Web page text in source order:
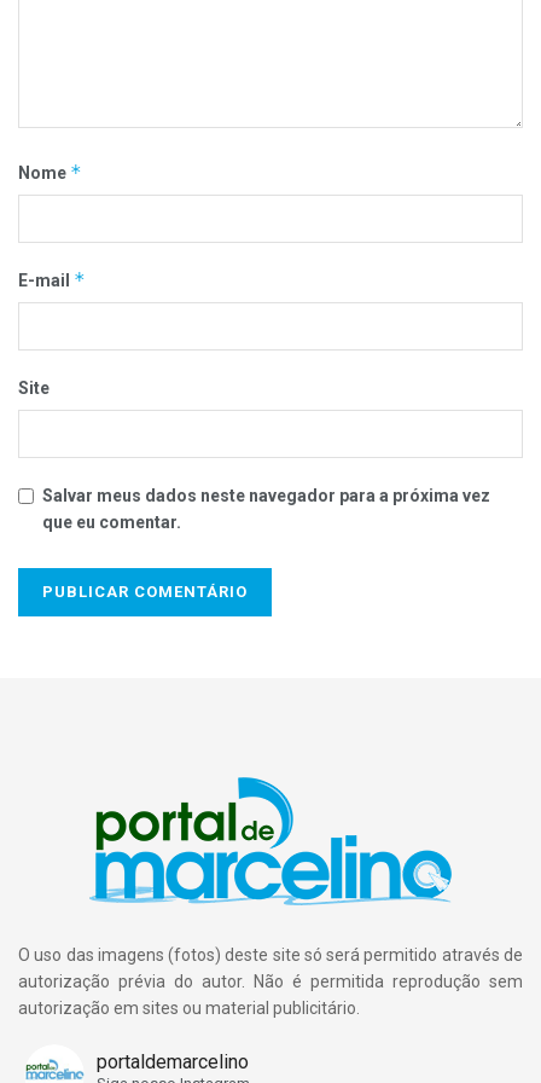
Nome *
E-mail *
Site
Salvar meus dados neste navegador para a próxima vez
que eu comentar.
O uso das imagens (fotos) deste site só será permitido através de
autorização prévia do autor. Não é permitida reprodução sem
autorização em sites ou material publicitário.
portaldemarcelino